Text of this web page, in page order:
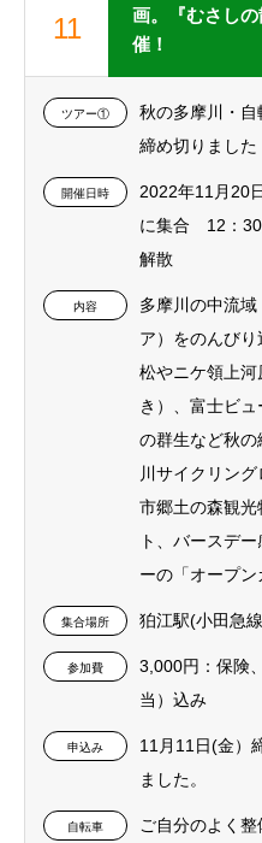
11
画。『むさし
催！
ツアー①
秋の多摩川
締め切りました
開催日時
2022年11月20
に集合 12：30
解散
内容
多摩川の中流
ア）をのんび
松やニケ領上
き）、富士ビ
の群生など秋
川サイクリン
市郷土の森観
ト、バースデ
ーの「オープン
集合場所 狛江駅(小田急線
参加費
3,000円：保険
当）込み
申込み
11月11日(金）
ました。
自転車 ご自分のよく